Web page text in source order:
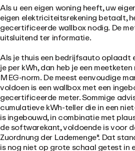
Als u een eigen woning heeft, uw
eigen elektriciteitsrekening betaalt,
gecertificeerde wallbox nodig. De
uitsluitend ter informatie.
Als je thuis een bedrijfsauto oplaadt
je per kWh, dan heb je een
MEG-norm. De meest eenvoudige
voldoen is een wallbox met een
gecertificeerde meter. Sommige
cumulatieve kWh-teller die in een
is ingebouwd, in combinatie met
de softwarekant, voldoende is voor
Zuordnung der Lademenge". Dat
is nog niet op grote schaal getest in